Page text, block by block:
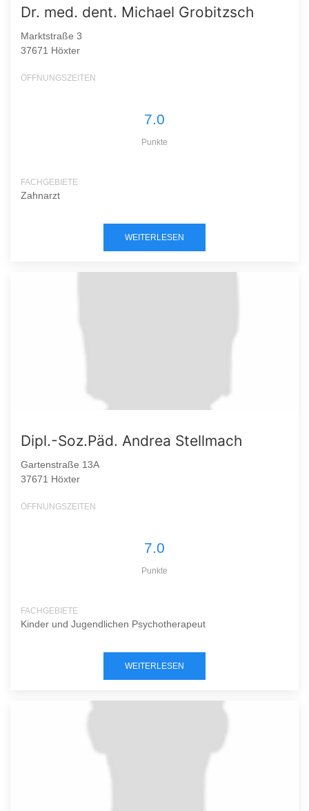
Dr. med. dent. Michael Grobitzsch
Marktstraße 3
37671 Höxter
ÖFFNUNGSZEITEN
7.0
Punkte
FACHGEBIETE
Zahnarzt
WEITERLESEN
Dipl.-Soz.Päd. Andrea Stellmach
Gartenstraße 13A
37671 Höxter
ÖFFNUNGSZEITEN
7.0
Punkte
FACHGEBIETE
Kinder und Jugendlichen Psychotherapeut
WEITERLESEN